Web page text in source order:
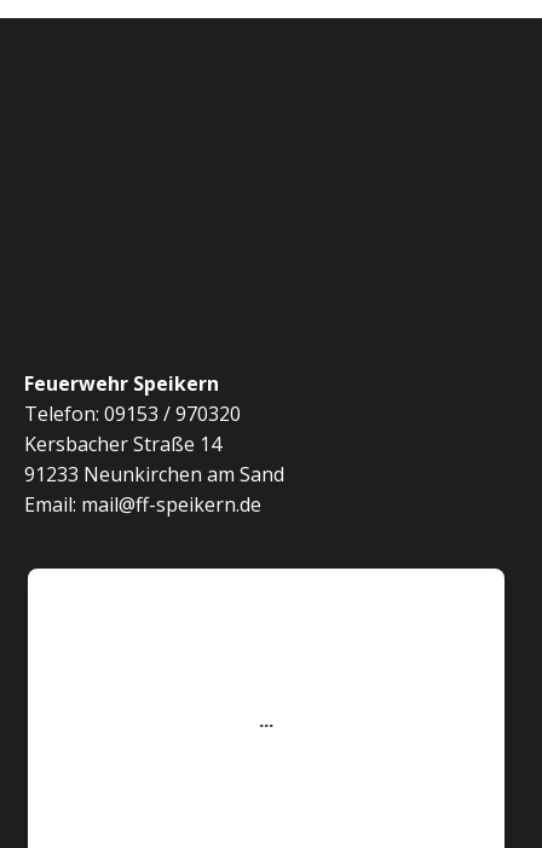
Feuerwehr Speikern
Telefon: 09153 / 970320
Kersbacher Straße 14
91233 Neunkirchen am Sand
Email: mail@ff-speikern.de